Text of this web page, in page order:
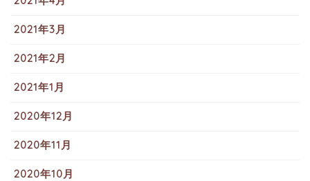
2021年3月
2021年2月
2021年1月
2020年12月
2020年11月
2020年10月